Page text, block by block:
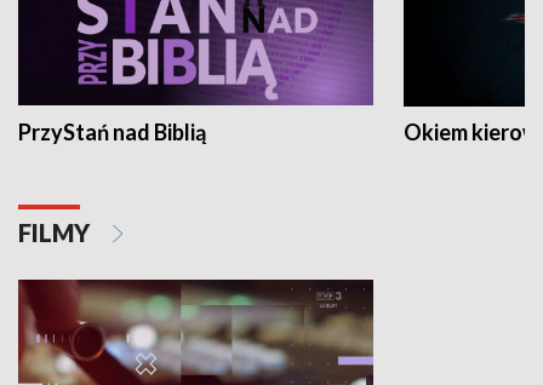
PrzyStań nad Biblią Okiem
FILMY